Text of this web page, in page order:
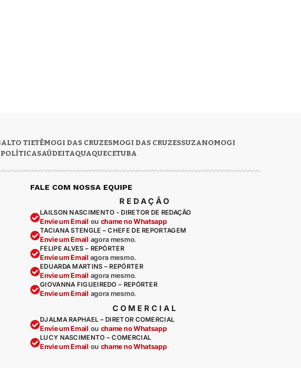
ALTO TIETÊMOGI DAS CRUZESMOGI DAS CRUZESSUZANOMOGI
POLÍTICASAÚDEITAQUAQUECETUBA
FALE COM NOSSA EQUIPE
REDAÇÃO
LAILSON NASCIMENTO - DIRETOR DE REDAÇÃO
Envie um Email ou chame no Whatsapp
TACIANA STENGLE – CHEFE DE REPORTAGEM
Envie um Email agora mesmo.
FELIPE ALVES – REPÓRTER
Envie um Email agora mesmo.
EDUARDA MARTINS – REPÓRTER
Envie um Email agora mesmo.
GIOVANNA FIGUEIREDO – REPÓRTER
Envie um Email agora mesmo.
COMERCIAL
DJALMA RAPHAEL – DIRETOR COMERCIAL
Envie um Email ou chame no Whatsapp
LUCY NASCIMENTO – COMERCIAL
Envie um Email ou chame no Whatsapp